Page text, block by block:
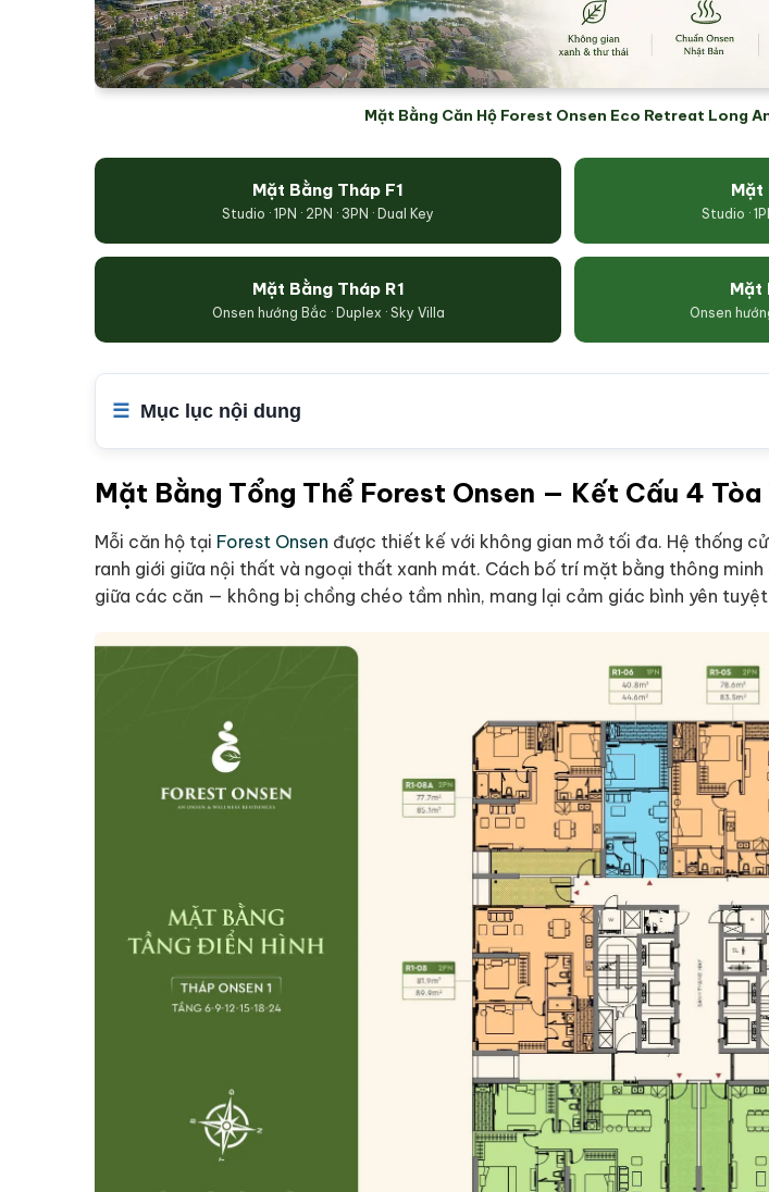
Mặt Bằng Căn Hộ Forest Onsen Eco Retreat Long
Mặt Bằng Tháp F1
Studio · 1PN · 2PN · 3PN · Dual Key
Mặt
Studio ·
Mặt Bằng Tháp R1
Onsen hướng Bắc · Duplex · Sky Villa
Mặt
Onsen
Mục lục nội dung
Mặt Bằng Tổng Thể Forest Onsen — Kết Cấu 4 Tòa
Mỗi căn hộ tại Forest Onsen được thiết kế với không gian mở tối đa. Hệ thống
ranh giới giữa nội thất và ngoại thất xanh mát. Cách bố trí mặt bằng thông
giữa các căn — không bị chồng chéo tầm nhìn, mang lại cảm giác bình yên